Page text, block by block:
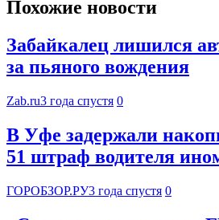
Похожие новости
Забайкалец лишился
за пьяного вождения
Zab.ru3 года спустя 0
В Уфе задержали
51 штраф водителя
ГОРОБЗОР.РУ3 года спустя 0